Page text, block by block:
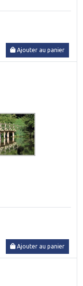
Ajouter au panier
Ajouter au panier